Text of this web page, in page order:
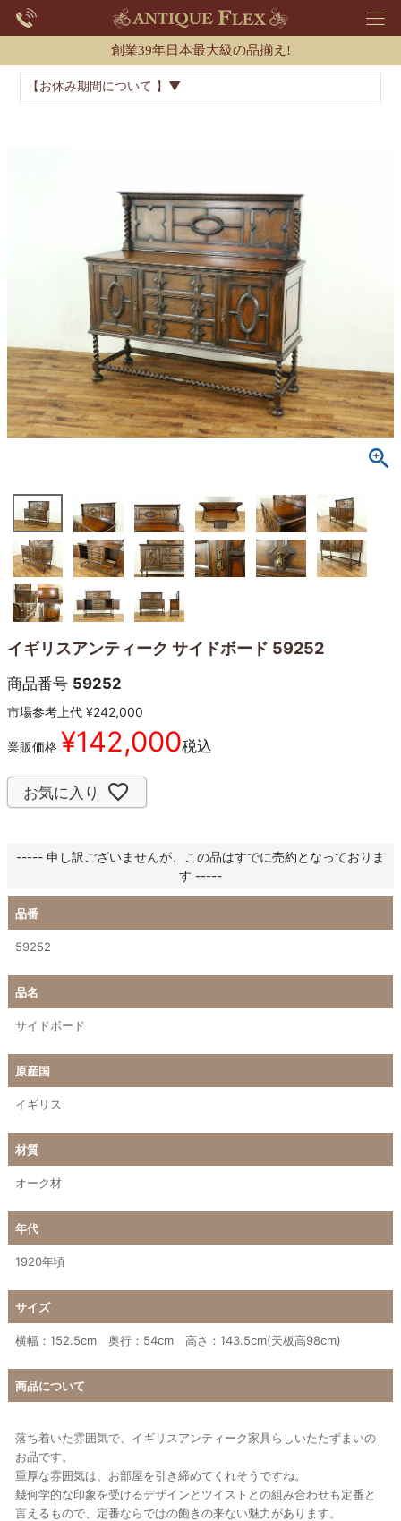
創業39年日本最大級の品揃え!
【お休み期間について 】▼
イギリスアンティーク サイドボード 59252
商品番号 59252
市場参考上代 ¥242,000
業販価格 ¥142,000税込
お気に入り
----- 申し訳ございませんが、この品はすでに売約となっておりま
す -----
品番
59252
品名
サイドボード
原産国
イギリス
材質
オーク材
年代
1920年頃
サイズ
横幅：152.5cm 奥行：54cm 高さ：143.5cm(天板高98cm)
商品について
落ち着いた雰囲気で、イギリスアンティーク家具らしいたたずまいの
お品です。
重厚な雰囲気は、お部屋を引き締めてくれそうですね。
幾何学的な印象を受けるデザインとツイストとの組み合わせも定番と
言えるもので、定番ならではの飽きの来ない魅力があります。